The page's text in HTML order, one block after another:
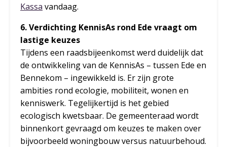
Kassa vandaag.
6. Verdichting KennisAs rond Ede vraagt om
lastige keuzes
Tijdens een raadsbijeenkomst werd duidelijk dat
de ontwikkeling van de KennisAs – tussen Ede en
Bennekom – ingewikkeld is. Er zijn grote
ambities rond ecologie, mobiliteit, wonen en
kenniswerk. Tegelijkertijd is het gebied
ecologisch kwetsbaar. De gemeenteraad wordt
binnenkort gevraagd om keuzes te maken over
bijvoorbeeld woningbouw versus natuurbehoud.